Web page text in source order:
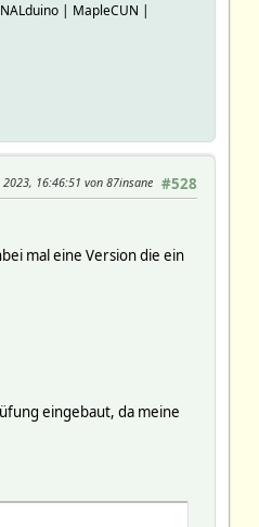
| MapleCUN |
#528
16:46:51 von 87insane
mal eine Version die ein
eingebaut, da meine